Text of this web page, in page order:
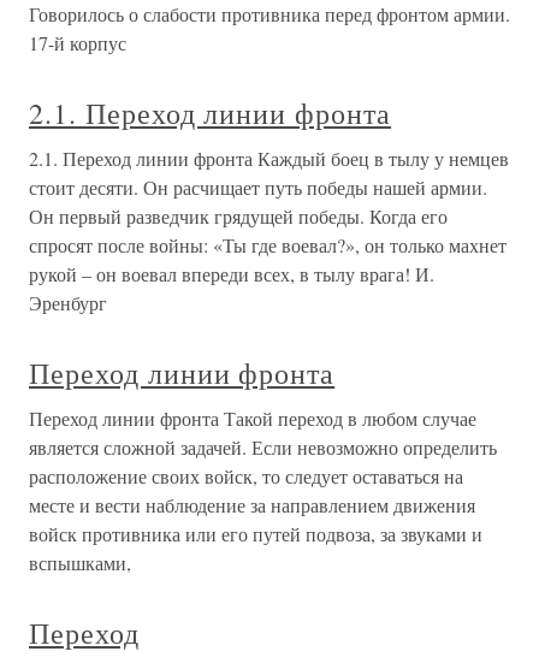
Говорилось о слабости противника перед фронтом армии.
17-й корпус
2.1. Переход линии фронта
2.1. Переход линии фронта Каждый боец в тылу у немцев
стоит десяти. Он расчищает путь победы нашей армии.
Он первый разведчик грядущей победы. Когда его
спросят после войны: «Ты где воевал?», он только махнет
рукой – он воевал впереди всех, в тылу врага! И.
Эренбург
Переход линии фронта
Переход линии фронта Такой переход в любом случае
является сложной задачей. Если невозможно определить
расположение своих войск, то следует оставаться на
месте и вести наблюдение за направлением движения
войск противника или его путей подвоза, за звуками и
вспышками,
Переход